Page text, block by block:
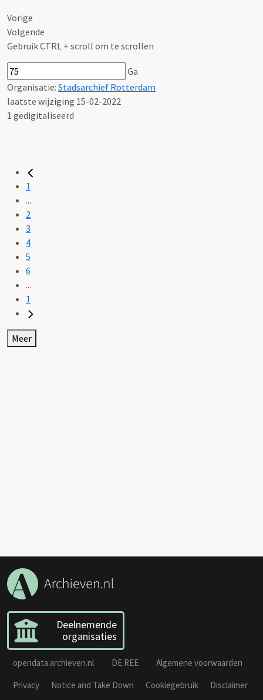
Vorige
Volgende
Gebruik CTRL + scroll om te scrollen
Ga
Organisatie: Stadsarchief Rotterdam
laatste wijziging 15-02-2022
1 gedigitaliseerd
1
...
2
3
4
5
6
...
1
Meer
Deelnemende
organisaties
opendata.archieven.nl DE REE
Algemene voorwaarden
Privacy
Notice and Take Down Cookiegebruik
Disclaimer